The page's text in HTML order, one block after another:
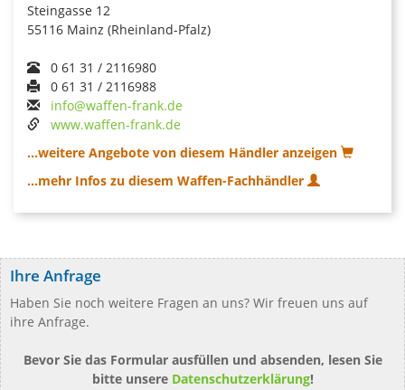
Steingasse 12
55116 Mainz (Rheinland-Pfalz)
0 61 31 / 2116980
0 61 31 / 2116988
info@waffen-frank.de
www.waffen-frank.de
...weitere Angebote von diesem Händler anzeigen
...mehr Infos zu diesem Waffen-Fachhändler
Ihre Anfrage
Haben Sie noch weitere Fragen an uns? Wir freuen uns auf
ihre Anfrage.
Bevor Sie das Formular ausfüllen und absenden, lesen Sie
bitte unsere Datenschutzerklärung!